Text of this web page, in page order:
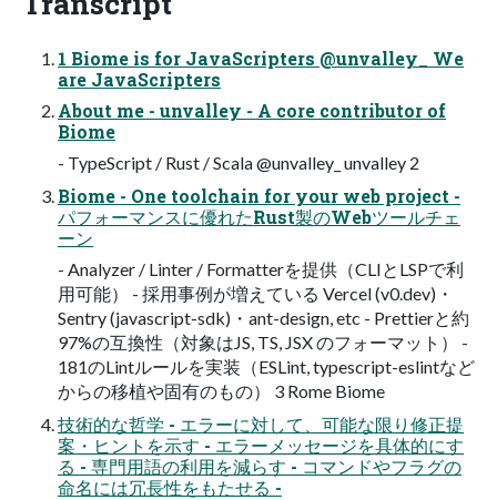
1 Biome is for JavaScripters @unvalley_ We
are JavaScripters
About me - unvalley - A core contributor of
Biome
- TypeScript / Rust / Scala @unvalley_ unvalley 2
Biome - One toolchain for your web project -
パフォーマンスに優れたRust製のWebツールチェ
ーン
- Analyzer / Linter / Formatterを提供（CLIとLSPで利
用可能） - 採用事例が増えている Vercel (v0.dev)・
Sentry (javascript-sdk)・ant-design, etc - Prettierと約
97%の互換性（対象はJS, TS, JSX のフォーマット） -
181のLintルールを実装（ESLint, typescript-eslintなど
からの移植や固有のもの） 3 Rome Biome
技術的な哲学 - エラーに対して、可能な限り修正提
案・ヒントを示す - エラーメッセージを具体的にす
る - 専門用語の利用を減らす - コマンドやフラグの
命名には冗長性をもたせる -